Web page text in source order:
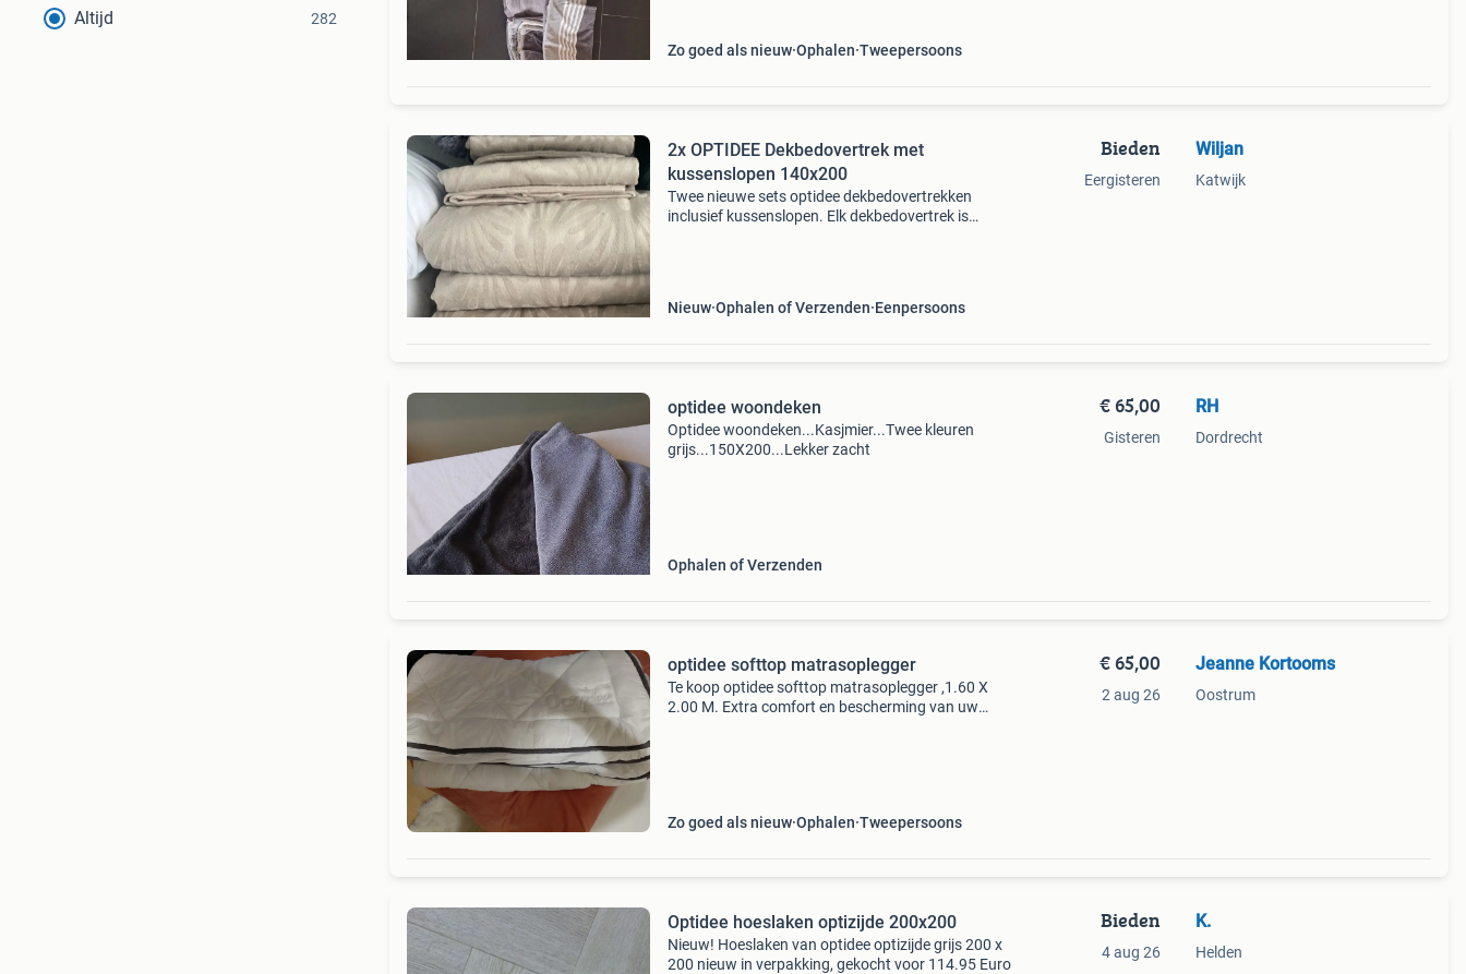
Altijd 282
Zo goed als nieuw Ophalen Tweepersoons
2x OPTIDEE Dekbedovertrek met
kussenslopen 140x200
Twee nieuwe sets optidee dekbedovertrekken
inclusief kussenslopen. Elk dekbedovertrek is
Nieuw Ophalen of Verzenden Eenpersoons
Bieden
Eergisteren
Wiljan
Katwijk
optidee woondeken
Optidee woondeken...Kasjmier...Twee kleuren
grijs...150X200...Lekker zacht
Ophalen of Verzenden
€ 65,00
Gisteren
RH
Dordrecht
optidee softtop matrasoplegger
Te koop optidee softtop matrasoplegger ,1.60 X
2.00 M. Extra comfort en bescherming van uw
Zo goed als nieuw Ophalen Tweepersoons
€ 65,00
2 aug 26
Jeanne Kortooms
Oostrum
Optidee hoeslaken optizijde 200x200
Nieuw! Hoeslaken van optidee optizijde grijs 200 x
200 nieuw in verpakking, gekocht voor 114.95 Euro
Bieden
4 aug 26
K.
Helden